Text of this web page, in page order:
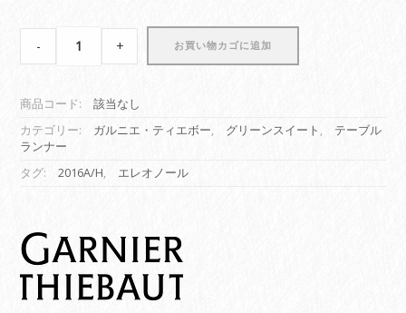
【テ
ラ
ン
ナ
ー】
ノ
ー
ル
ゴ
- + お買い物カゴに追加
商品コード:
該当なし
カテゴリー:
ガルニエ・ティエボー, グリーンスイート ,
テーブル
ランナー
タグ:
2016A/H, エレオノール